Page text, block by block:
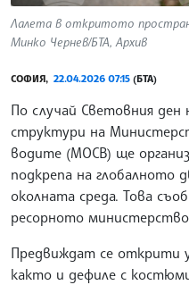
Лалета в откритото
Минко Чернев/БТА, Архив
СОФИЯ, 22.04.2026 07:15 (БТА)
По случай Световния ден
структури на
водите (МОСВ) ще
подкрепа на глобалното
околната среда. Това
ресорното
Предвиждат се открити
както и дефиле с